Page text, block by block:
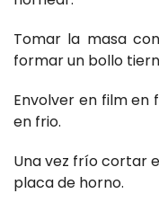
Tomar la masa
formar un bollo
Envolver en film en
en frio.
Una vez frío cortar
placa de horno.